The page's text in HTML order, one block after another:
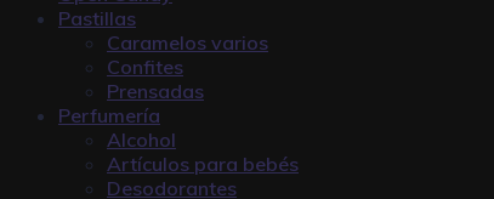
Pastillas
Caramelos varios
Confites
Prensadas
Perfumería
Alcohol
Artículos para bebés
Desodorantes